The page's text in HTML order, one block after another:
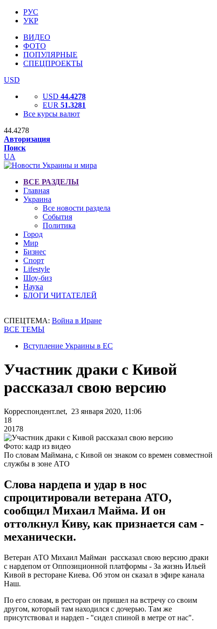
РУС
УКР
ВИДЕО
ФОТО
ПОПУЛЯРНЫЕ
СПЕЦПРОЕКТЫ
USD
USD 44.4278
EUR 51.3281
Все курсы валют
44.4278
Авторизация
Поиск
UA
ВСЕ РАЗДЕЛЫ
Главная
Украина
Все новости раздела
События
Политика
Город
Мир
Бизнес
Спорт
Lifestyle
Шоу-биз
Наука
БЛОГИ ЧИТАТЕЛЕЙ
СПЕЦТЕМА: Война в Иране
ВСЕ ТЕМЫ
Вступление Украины в ЕС
Участник драки с Кивой
рассказал свою версию
Корреспондент.net, 23 января 2020, 11:06
18
20178
Фото: кадр из видео
По словам Маймана, с Кивой он знаком со времен совместной
службы в зоне АТО
Слова нардепа и удар в нос
спроцитировали ветерана АТО,
сообщил Михаил Майма. И он
оттолкнул Киву, как признается сам -
механически.
Ветеран АТО Михаил Майман рассказал свою версию драки
с нардепом от Оппозиционной платформы - За жизнь Ильей
Кивой в ресторане Киева. Об этом он сказал в эфире канала
Наш.
По его словам, в ресторан он пришел на встречу со своим
другом, который там находился с дочерью. Там же
присутствовал и нардеп - "сидел спиной в метре от нас".